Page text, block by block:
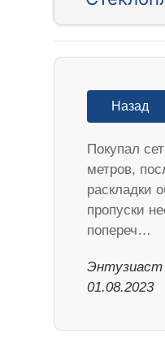
Назад
Покупал
метров,
раскладки
пропуски
попереч…
Энтузиаст
01.08.2023